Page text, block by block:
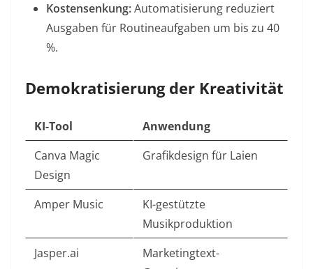
Kostensenkung:Automatisierung reduziert
Ausgaben für Routineaufgaben um bis zu 40
%.
Demokratisierung der Kreativität
KI-Tool
Anwendung
Canva Magic
Design
Grafikdesign für Laien
Amper Music
KI-gestützte
Musikproduktion
Jasper.ai
Marketingtext-